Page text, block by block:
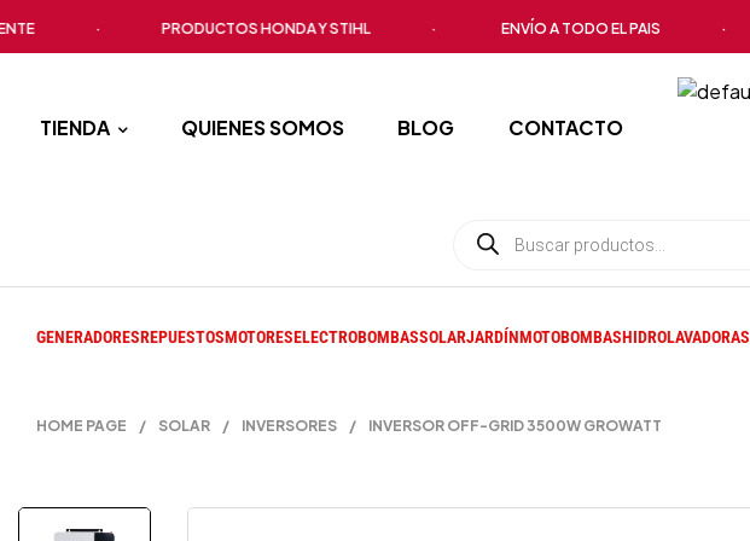
PRODUCTOS HONDA Y STIHL ENVÍO A TODO EL PAIS
TIENDA QUIENES SOMOS BLOG CONTACTO
GENERADORESREPUESTOSMOTORESELECTROBOMBASSOLARJARDÍNMOTOBOMBASHIDROLAVADORAS
HOME PAGE / SOLAR / INVERSORES / INVERSOR OFF-GRID 3500W GROWATT